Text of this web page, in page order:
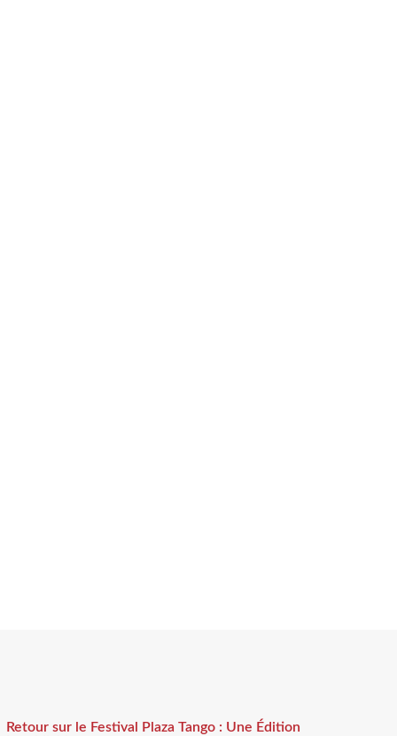
Retour sur le Festival Plaza Tango : Une Édition